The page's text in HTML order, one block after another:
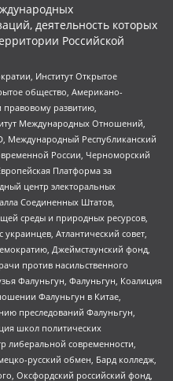
деятельность которых
Российской
Институт Открытое
общество, Американо-
развитию,
Международных Отношений,
Международный Республиканский
России, Черноморский
Платформа за
центр электоральных
Соединенных Штатов,
среды и природных ресурсов,
Атлантический совет,
Джеймстаунский фонд,
против насильственного
Фалуньгун, Фалуньгун, Коалиция
Фалуньгун в Китае,
преследований Фалуньгун,
школ политических
либеральной современности,
русский обмен, Бард колледж,
Оксфордский российский фонд,